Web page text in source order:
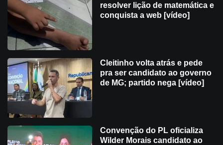
resolver lição de matemática e
conquista a web [vídeo]
Cleitinho volta atrás e pede
pra ser candidato ao governo
de MG; partido nega [vídeo]
Convenção do PL oficializa
Wilder Morais candidato ao